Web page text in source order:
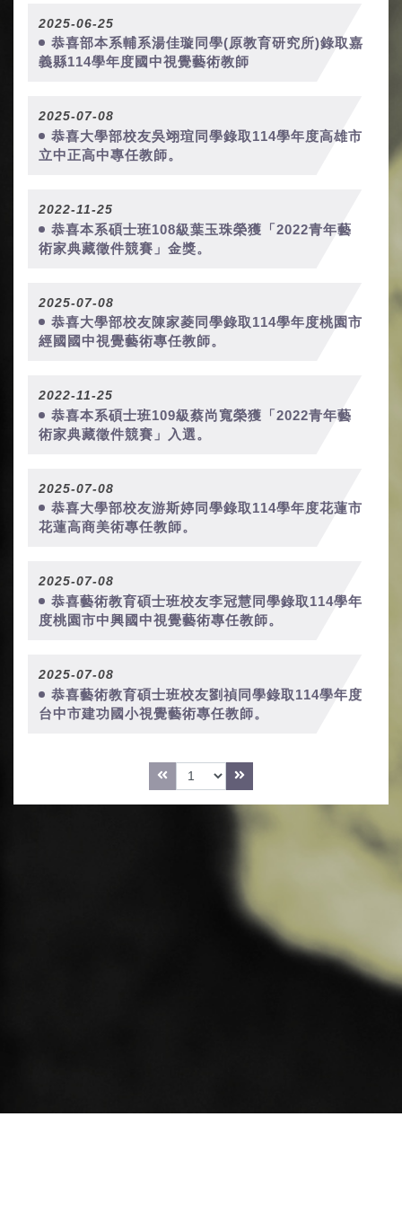
2025-06-25
恭喜部本系輔系湯佳璇同學(原教育研究所)錄取嘉
義縣114學年度國中視覺藝術教師
2025-07-08
恭喜大學部校友吳翊瑄同學錄取114學年度高雄市
立中正高中專任教師。
2022-11-25
恭喜本系碩士班108級葉玉珠榮獲「2022青年藝
術家典藏徵件競賽」金獎。
2025-07-08
恭喜大學部校友陳家菱同學錄取114學年度桃園市
經國國中視覺藝術專任教師。
2022-11-25
恭喜本系碩士班109級蔡尚寬榮獲「2022青年藝
術家典藏徵件競賽」入選。
2025-07-08
恭喜大學部校友游斯婷同學錄取114學年度花蓮市
花蓮高商美術專任教師。
2025-07-08
恭喜藝術教育碩士班校友李冠慧同學錄取114學年
度桃園市中興國中視覺藝術專任教師。
2025-07-08
恭喜藝術教育碩士班校友劉禎同學錄取114學年度
台中市建功國小視覺藝術專任教師。